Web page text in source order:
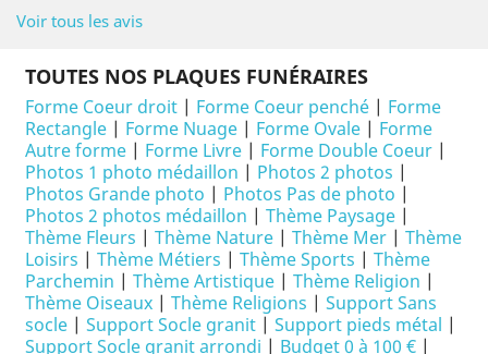
Voir tous les avis
TOUTES NOS PLAQUES FUNÉRAIRES
Forme Coeur droit | Forme Coeur penché | Forme
Rectangle | Forme Nuage | Forme Ovale | Forme
Autre forme | Forme Livre | Forme Double Coeur |
Photos 1 photo médaillon | Photos 2 photos |
Photos Grande photo | Photos Pas de photo |
Photos 2 photos médaillon | Thème Paysage |
Thème Fleurs | Thème Nature | Thème Mer | Thème
Loisirs | Thème Métiers | Thème Sports | Thème
Parchemin | Thème Artistique | Thème Religion |
Thème Oiseaux | Thème Religions | Support Sans
socle | Support Socle granit | Support pieds métal |
Support Socle granit arrondi | Budget 0 à 100 € |